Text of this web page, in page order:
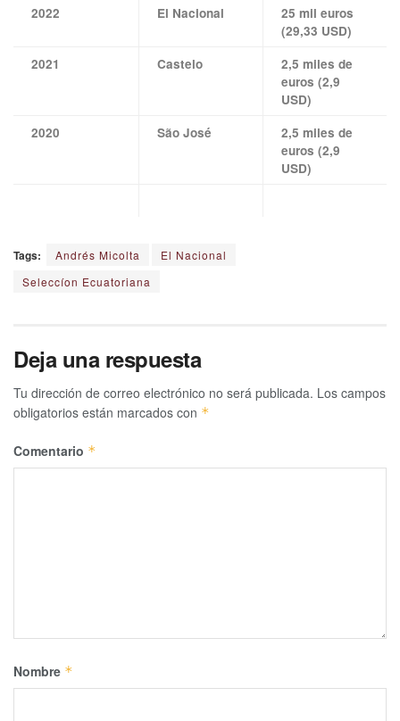
2022
El Nacional
25 mil euros
(29,33 USD)
2021
Castelo
2,5 miles de
euros (2,9
USD)
2020
São José
2,5 miles de
euros (2,9
USD)
Tags: Andrés Micolta
El Nacional
Seleccíon Ecuatoriana
Deja una respuesta
Tu dirección de correo electrónico no será publicada. Los campos
obligatorios están marcados con *
Comentario *
Nombre *